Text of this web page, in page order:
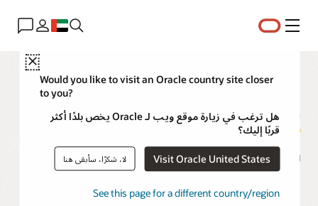
القائمة
Close
Would you like to visit an Oracle country site closer
to you?
هل ترغب في زيارة موقع ويب لـ Oracle يخص بلدًا أكثر
قربًا إليك؟
Visit Oracle United States لا، شكرًا، سأبقى هنا
See this page for a different country/region
شبكة بيانات المؤسسة
الحلول وحالات الاستخدام ودراسات الحالة